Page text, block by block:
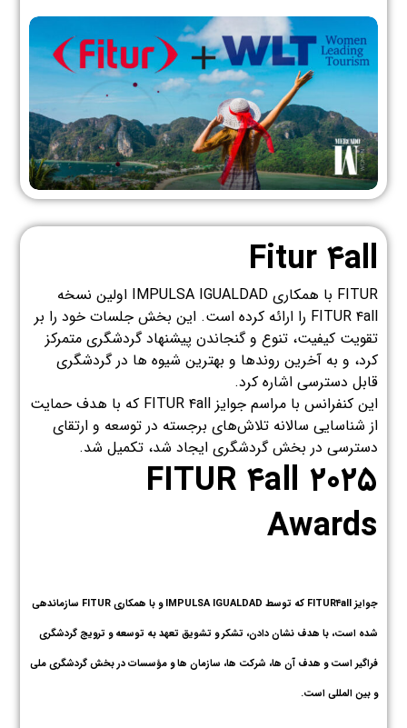
Fitur ۴all
FITUR با همکاری IMPULSA IGUALDAD اولین نسخه
FITUR ۴all را ارائه کرده است. این بخش جلسات خود را بر
تقویت کیفیت، تنوع و گنجاندن پیشنهاد گردشگری متمرکز
کرد، و به آخرین روندها و بهترین شیوه ها در گردشگری
قابل دسترسی اشاره کرد.
این کنفرانس با مراسم جوایز FITUR ۴all که با هدف حمایت
از شناسایی سالانه تلاش‌های برجسته در توسعه و ارتقای
دسترسی در بخش گردشگری ایجاد شد، تکمیل شد.
FITUR ۴all ۲۰۲۵
Awards
جوایز FITUR۴all که توسط IMPULSA IGUALDAD و با همکاری FITUR سازماندهی
شده است، با هدف نشان دادن، تشکر و تشویق تعهد به توسعه و ترویج گردشگری
فراگیر است و هدف آن ها، شرکت ها، سازمان ها و مؤسسات در بخش گردشگری ملی
و بین المللی است.